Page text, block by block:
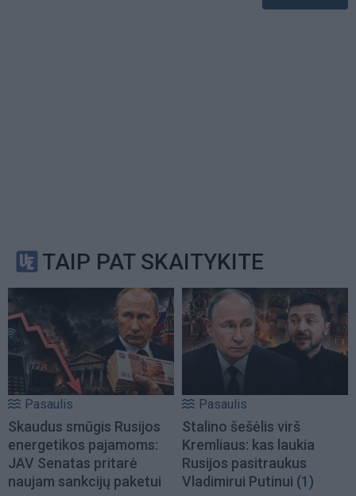
TAIP PAT SKAITYKITE
Pasaulis
Skaudus smūgis Rusijos
energetikos pajamoms:
JAV Senatas pritarė
naujam sankcijų paketui
Pasaulis
Stalino šešėlis virš
Kremliaus: kas laukia
Rusijos pasitraukus
Vladimirui Putinui (1)